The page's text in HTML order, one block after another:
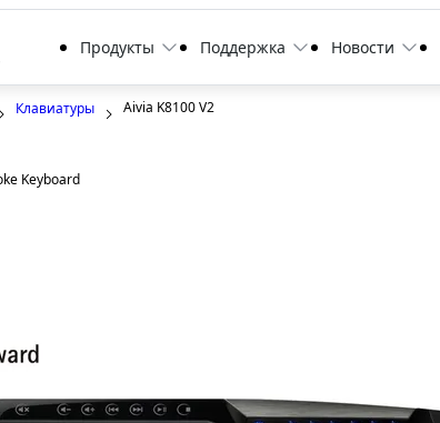
Продукты Поддержка Новости
Клавиатуры Aivia K8100 V2
Keyboard